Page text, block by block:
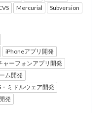
Mercurial Subversion
iPhoneアプリ開発
ャーフォンアプリ開発
ム開発
・ミドルウェア開発
発